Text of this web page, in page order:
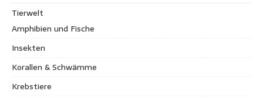
Tierwelt
Amphibien und Fische
Insekten
Korallen & Schwämme
Krebstiere